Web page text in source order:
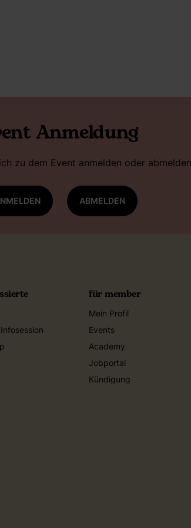
Anmeldung
zu dem Event anmelden oder
ABMELDEN
für member
Mein Profil
Events
Academy
Jobportal
Kündigung